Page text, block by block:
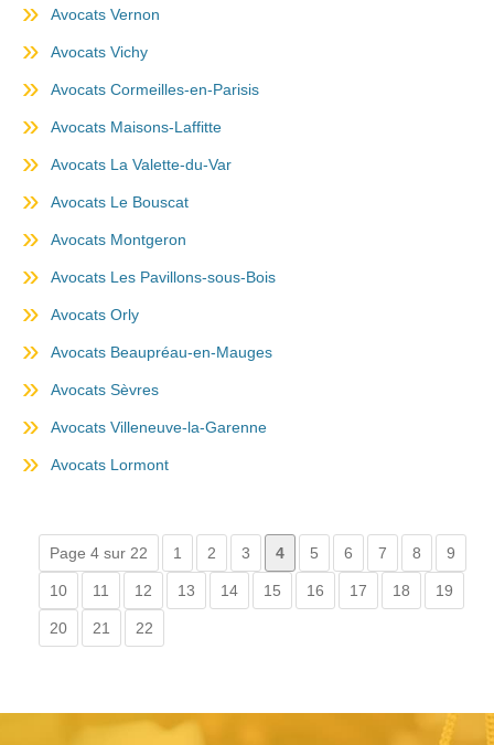
Avocats Vernon
Avocats Vichy
Avocats Cormeilles-en-Parisis
Avocats Maisons-Laffitte
Avocats La Valette-du-Var
Avocats Le Bouscat
Avocats Montgeron
Avocats Les Pavillons-sous-Bois
Avocats Orly
Avocats Beaupréau-en-Mauges
Avocats Sèvres
Avocats Villeneuve-la-Garenne
Avocats Lormont
Page 4 sur 22 1 2 3 4 5 6 7 8 9
10 11 12 13 14 15 16 17 18 19
20 21 22